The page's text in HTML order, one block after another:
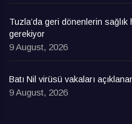
Tuzla’da geri dönenlerin
gerekiyor
9 August, 2026
Batı Nil virüsü vakaları
9 August, 2026